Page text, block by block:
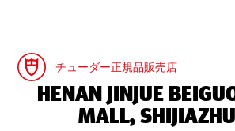
チューダー正規品販売店
‭HENAN JINJUE
MALL,